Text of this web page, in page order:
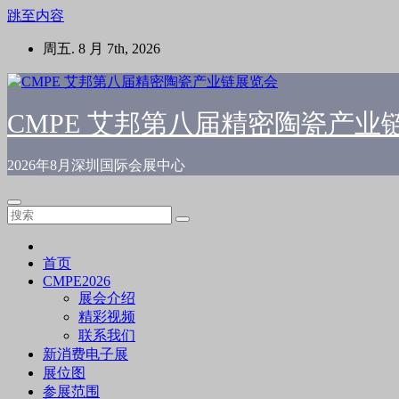
跳至内容
周五. 8 月 7th, 2026
CMPE 艾邦第八届精密陶瓷产业
2026年8月深圳国际会展中心
首页
CMPE2026
展会介绍
精彩视频
联系我们
新消费电子展
展位图
参展范围